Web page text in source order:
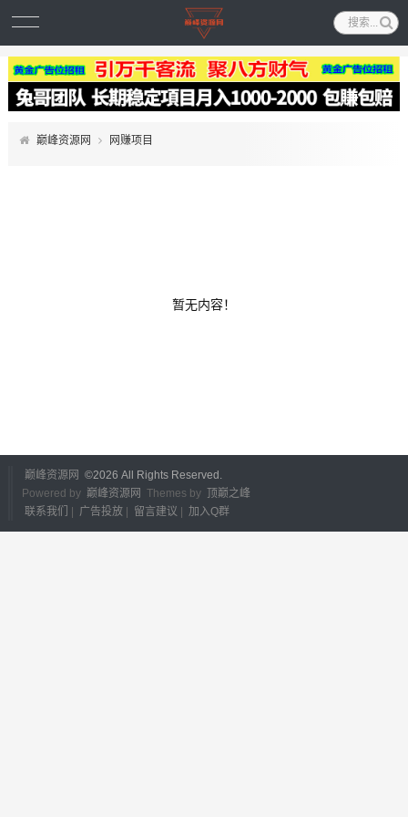
巅峰资源网 网赚项目
暂无内容！
巅峰资源网 ©2026 All Rights Reserved.
Powered by 巅峰资源网 Themes by 顶巅之峰
联系我们
| 广告投放 | 留言建议 | 加入Q群